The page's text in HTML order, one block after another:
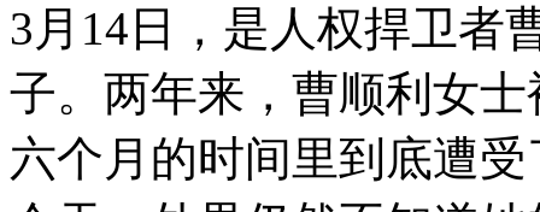
3月14日，是人权捍卫者
子。两年来，曹顺利女
六个月的时间里到底遭